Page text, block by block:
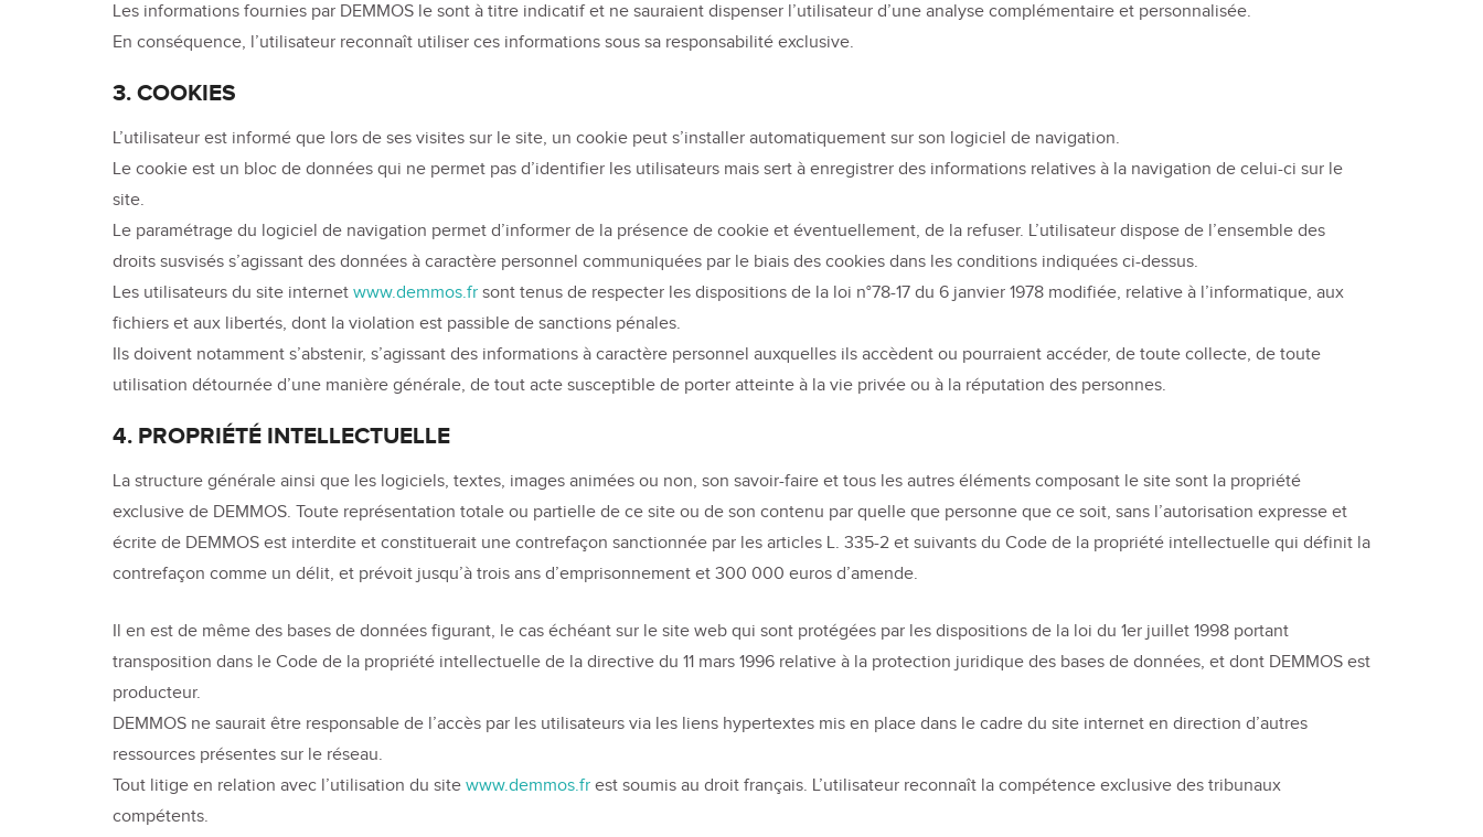
Les informations fournies par DEMMOS le sont à titre indicatif et ne sauraient dispenser l’utilisateur d’une analyse complémentaire et personnalisée.
En conséquence, l’utilisateur reconnaît utiliser ces informations sous sa responsabilité exclusive.
3. COOKIES
L’utilisateur est informé que lors de ses visites sur le site, un cookie peut s’installer automatiquement sur son logiciel de navigation.
Le cookie est un bloc de données qui ne permet pas d’identifier les utilisateurs mais sert à enregistrer des informations relatives à la navigation de celui-ci sur le
site.
Le paramétrage du logiciel de navigation permet d’informer de la présence de cookie et éventuellement, de la refuser. L’utilisateur dispose de l’ensemble des
droits susvisés s’agissant des données à caractère personnel communiquées par le biais des cookies dans les conditions indiquées ci-dessus.
Les utilisateurs du site internet www.demmos.fr sont tenus de respecter les dispositions de la loi n°78-17 du 6 janvier 1978 modifiée, relative à l’informatique, aux
fichiers et aux libertés, dont la violation est passible de sanctions pénales.
Ils doivent notamment s’abstenir, s’agissant des informations à caractère personnel auxquelles ils accèdent ou pourraient accéder, de toute collecte, de toute
utilisation détournée d’une manière générale, de tout acte susceptible de porter atteinte à la vie privée ou à la réputation des personnes.
4. PROPRIÉTÉ INTELLECTUELLE
La structure générale ainsi que les logiciels, textes, images animées ou non, son savoir-faire et tous les autres éléments composant le site sont la propriété
exclusive de DEMMOS. Toute représentation totale ou partielle de ce site ou de son contenu par quelle que personne que ce soit, sans l’autorisation expresse et
écrite de DEMMOS est interdite et constituerait une contrefaçon sanctionnée par les articles L. 335-2 et suivants du Code de la propriété intellectuelle qui définit la
contrefaçon comme un délit, et prévoit jusqu’à trois ans d’emprisonnement et 300 000 euros d’amende.
Il en est de même des bases de données figurant, le cas échéant sur le site web qui sont protégées par les dispositions de la loi du 1er juillet 1998 portant
transposition dans le Code de la propriété intellectuelle de la directive du 11 mars 1996 relative à la protection juridique des bases de données, et dont DEMMOS est
producteur.
DEMMOS ne saurait être responsable de l’accès par les utilisateurs via les liens hypertextes mis en place dans le cadre du site internet en direction d’autres
ressources présentes sur le réseau.
Tout litige en relation avec l’utilisation du site www.demmos.fr est soumis au droit français. L’utilisateur reconnaît la compétence exclusive des tribunaux
compétents.